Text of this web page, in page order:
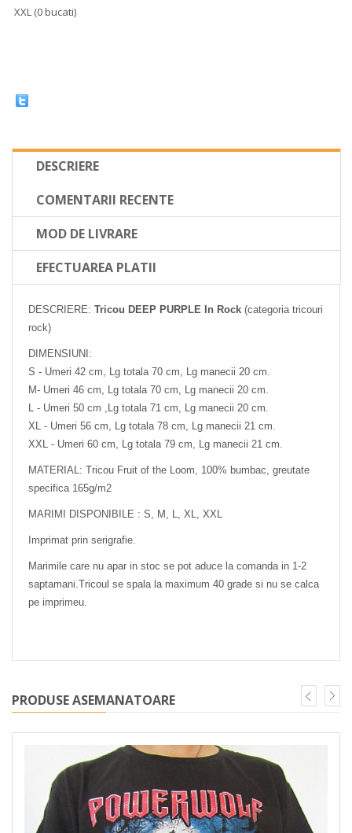
XXL (0 bucati)
DESCRIERE
COMENTARII RECENTE
MOD DE LIVRARE
EFECTUAREA PLATII
DESCRIERE: Tricou DEEP PURPLE In Rock (categoria tricouri
rock)
DIMENSIUNI:
S - Umeri 42 cm, Lg totala 70 cm, Lg manecii 20 cm.
M- Umeri 46 cm, Lg totala 70 cm, Lg manecii 20 cm.
L - Umeri 50 cm ,Lg totala 71 cm, Lg manecii 20 cm.
XL - Umeri 56 cm, Lg totala 78 cm, Lg manecii 21 cm.
XXL - Umeri 60 cm, Lg totala 79 cm, Lg manecii 21 cm.
MATERIAL: Tricou Fruit of the Loom, 100% bumbac, greutate
specifica 165g/m2
MARIMI DISPONIBILE : S, M, L, XL, XXL
Imprimat prin serigrafie.
Marimile care nu apar in stoc se pot aduce la comanda in 1-2
saptamani.Tricoul se spala la maximum 40 grade si nu se calca
pe imprimeu.
PRODUSE ASEMANATOARE